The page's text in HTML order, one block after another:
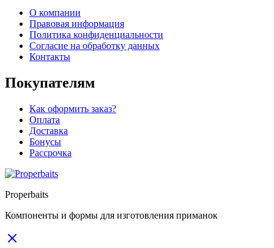
О компании
Правовая информация
Политика конфиденциальности
Согласие на обработку данных
Контакты
Покупателям
Как оформить заказ?
Оплата
Доставка
Бонусы
Рассрочка
Properbaits
Компоненты и формы для изготовления приманок